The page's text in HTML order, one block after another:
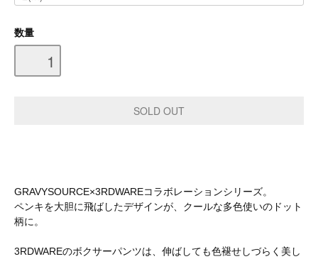
数量
GRAVYSOURCE×3RDWAREコラボレーションシリーズ。
ペンキを大胆に飛ばしたデザインが、クールな多色使いのドット
柄に。
3RDWAREのボクサーパンツは、伸ばしても色褪せしづらく美し